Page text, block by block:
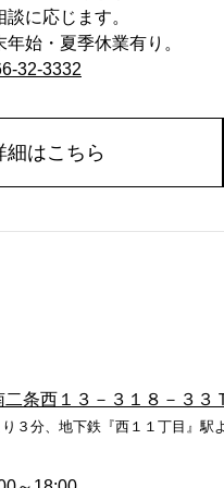
談に応じます。
年始・夏季休業有り。
32-3332
細はこちら
条西１３－３１８－３３
３分、地下鉄『西１１丁目』駅